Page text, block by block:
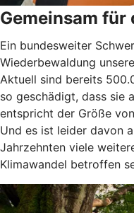
Gemeinsam für
Ein bundesweiter
Wiederbewaldung
Aktuell sind bereits
so geschädigt, dass sie
entspricht der Größe
Und es ist leider davon
Jahrzehnten viele
Klimawandel betroffen